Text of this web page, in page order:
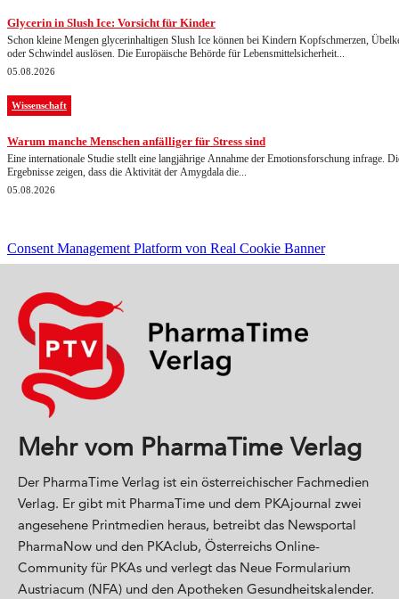
Mehr vom PharmaTime Verlag
Der PharmaTime Verlag ist ein österreichischer Fachmedien
Verlag. Er gibt mit PharmaTime und dem PKAjournal zwei
angesehene Printmedien heraus, betreibt das Newsportal
PharmaNow und den PKAclub, Österreichs Online-
Community für PKAs und verlegt das Neue Formularium
Austriacum (NFA) und den Apotheken Gesundheitskalender.